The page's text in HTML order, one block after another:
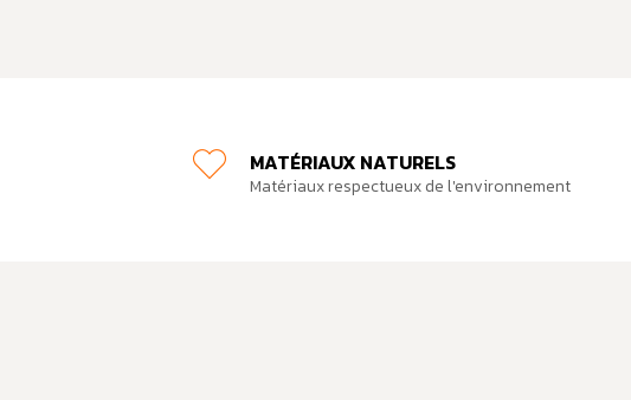
MATÉRIAUX NATURELS
Matériaux respectueux de l'environnement